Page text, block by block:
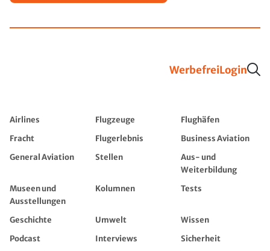
WerbefreiLogin
Airlines Flugzeuge
Flughäfen
Fracht
Flugerlebnis
Business Aviation
General Aviation
Stellen
Aus- und
Weiterbildung
Museen und
Ausstellungen
Kolumnen Tests
Geschichte Umwelt
Wissen
Podcast
Interviews
Sicherheit